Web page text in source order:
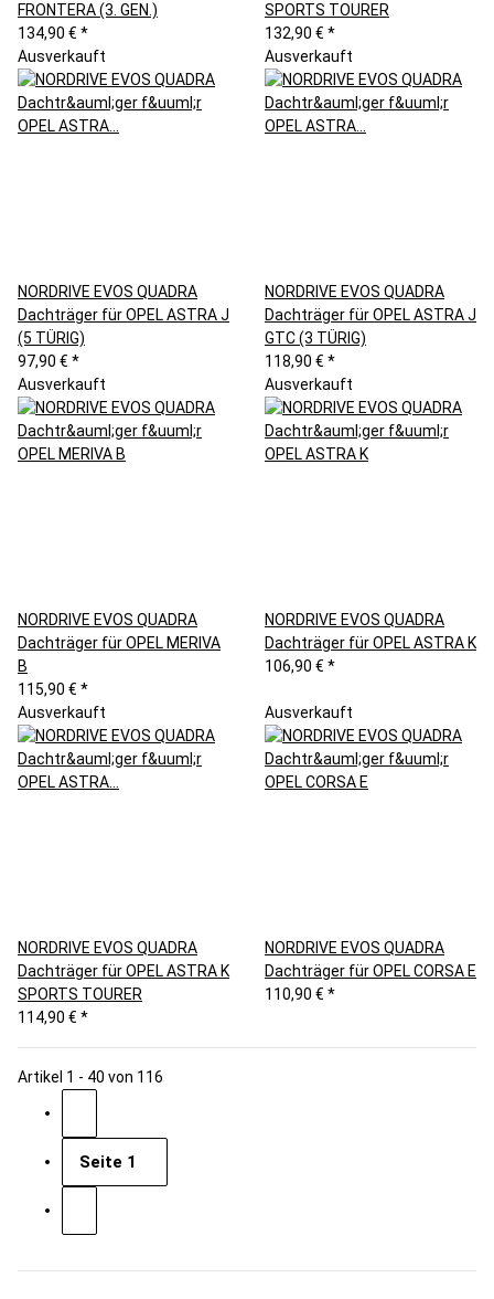
FRONTERA (3. GEN.)
134,90 € *
SPORTS TOURER
132,90 € *
Ausverkauft
NORDRIVE EVOS QUADRA
Dachträger für OPEL ASTRA J
(5 TÜRIG)
97,90 € *
Ausverkauft
NORDRIVE EVOS QUADRA
Dachträger für OPEL ASTRA J
GTC (3 TÜRIG)
118,90 € *
Ausverkauft
NORDRIVE EVOS QUADRA
Dachträger für OPEL MERIVA
B
115,90 € *
Ausverkauft
NORDRIVE EVOS QUADRA
Dachträger für OPEL ASTRA K
106,90 € *
Ausverkauft
NORDRIVE EVOS QUADRA
Dachträger für OPEL ASTRA K
SPORTS TOURER
114,90 € *
Ausverkauft
NORDRIVE EVOS QUADRA
Dachträger für OPEL CORSA E
110,90 € *
Artikel 1 - 40 von 116
Seite 1